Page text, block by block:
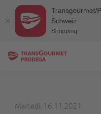
Transgourmet/
Schweiz
Shopping
Martedì, 16.11.2021